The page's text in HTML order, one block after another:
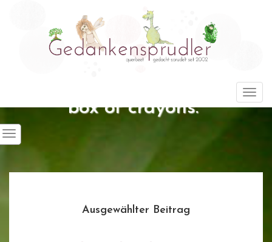
"Life is about using the whole
box of crayons."
Ausgewählter Beitrag